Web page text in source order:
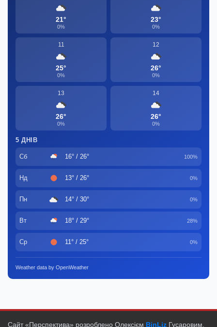
21°
0%
23°
0%
11
25°
0%
12
26°
0%
13
26°
0%
14
26°
0%
5 ДНІВ
Сб 16° / 26° 100%
Нд 13° / 26° 0%
Пн 14° / 30° 0%
Вт 18° / 29° 28%
Ср 11° / 25° 0%
Weather data by OpenWeather
Сайт «Перспектива» розроблено Олексієм BinLiz Гусаровим.